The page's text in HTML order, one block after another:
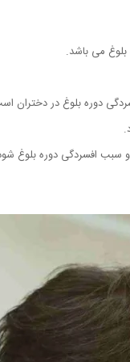
بلوغ می باشد.
دوره بلوغ در دختران
و سبب افسردگی دوره بلوغ